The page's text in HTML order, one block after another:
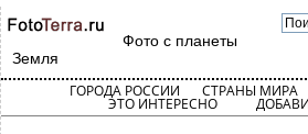
Фото с планеты
Земля
ГОРОДА РОССИИ СТРАНЫ МИРА
ЭТО ИНТЕРЕСНО